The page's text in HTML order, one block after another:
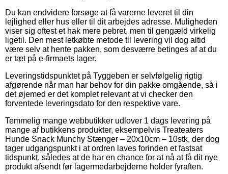
Du kan endvidere forsøge at få varerne leveret til din
lejlighed eller hus eller til dit arbejdes adresse. Muligheden
viser sig oftest et hak mere pebret, men til gengæld virkelig
ligetil. Den mest letkøbte metode til levering vil dog altid
være selv at hente pakken, som desværre betinges af at du
er tæt på e-firmaets lager.
Leveringstidspunktet på Tyggeben er selvfølgelig rigtig
afgørende når man har behov for din pakke omgående, så i
det øjemed er det komplet relevant at vi checker den
forventede leveringsdato for den respektive vare.
Temmelig mange webbutikker udlover 1 dags levering på
mange af butikkens produkter, eksempelvis Treateaters
Hunde Snack Munchy Stænger – 20x10cm – 10stk, der dog
tager udgangspunkt i at ordren laves forinden et fastsat
tidspunkt, således at de har en chance for at nå at få dit nye
produkt afsendt før lagermedarbejderne holder fyraften.